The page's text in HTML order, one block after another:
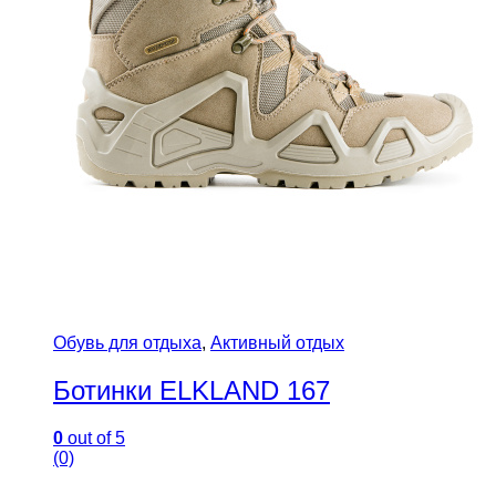
Обувь для отдыха, Активный отдых
Ботинки ELKLAND 167
0 out of 5
(0)